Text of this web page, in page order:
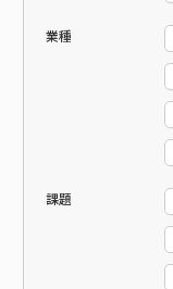
業種
課題